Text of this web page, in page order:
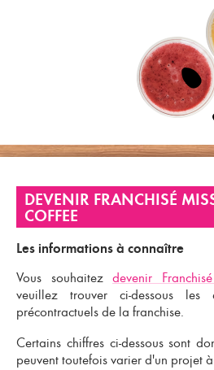
DEVENIR FRANCHISÉ
COFFEE
Les informations à connaître
Vous souhaitez devenir
veuillez trouver ci-dessous les
précontractuels de la franchise.
Certains chiffres ci-dessous sont
peuvent toutefois varier d'un projet